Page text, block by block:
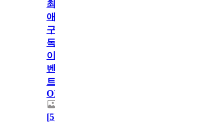
최
애
구
독
이
벤
트
OPEN!
[5]